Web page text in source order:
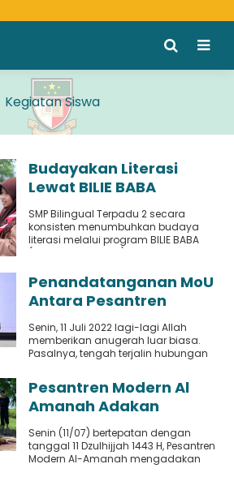
Kegiatan Siswa
Budayakan Literasi
Lewat BILIE BABA
SMP Bilingual Terpadu 2 secara
konsisten menumbuhkan budaya
literasi melalui program BILIE BABA
(Bilie Baca Bareng) yang
Penandatanganan MoU
Antara Pesantren
Modern Al Amanah dan
RSUD Sidoarjo Barat
Senin, 11 Juli 2022 lagi-lagi Allah
memberikan anugerah luar biasa.
Pasalnya, tengah terjalin hubungan
Pesantren Modern Al
Amanah Adakan
Penyembelihan Hewan
Kurban
Senin (11/07) bertepatan dengan
tanggal 11 Dzulhijjah 1443 H, Pesantren
Modern Al-Amanah mengadakan